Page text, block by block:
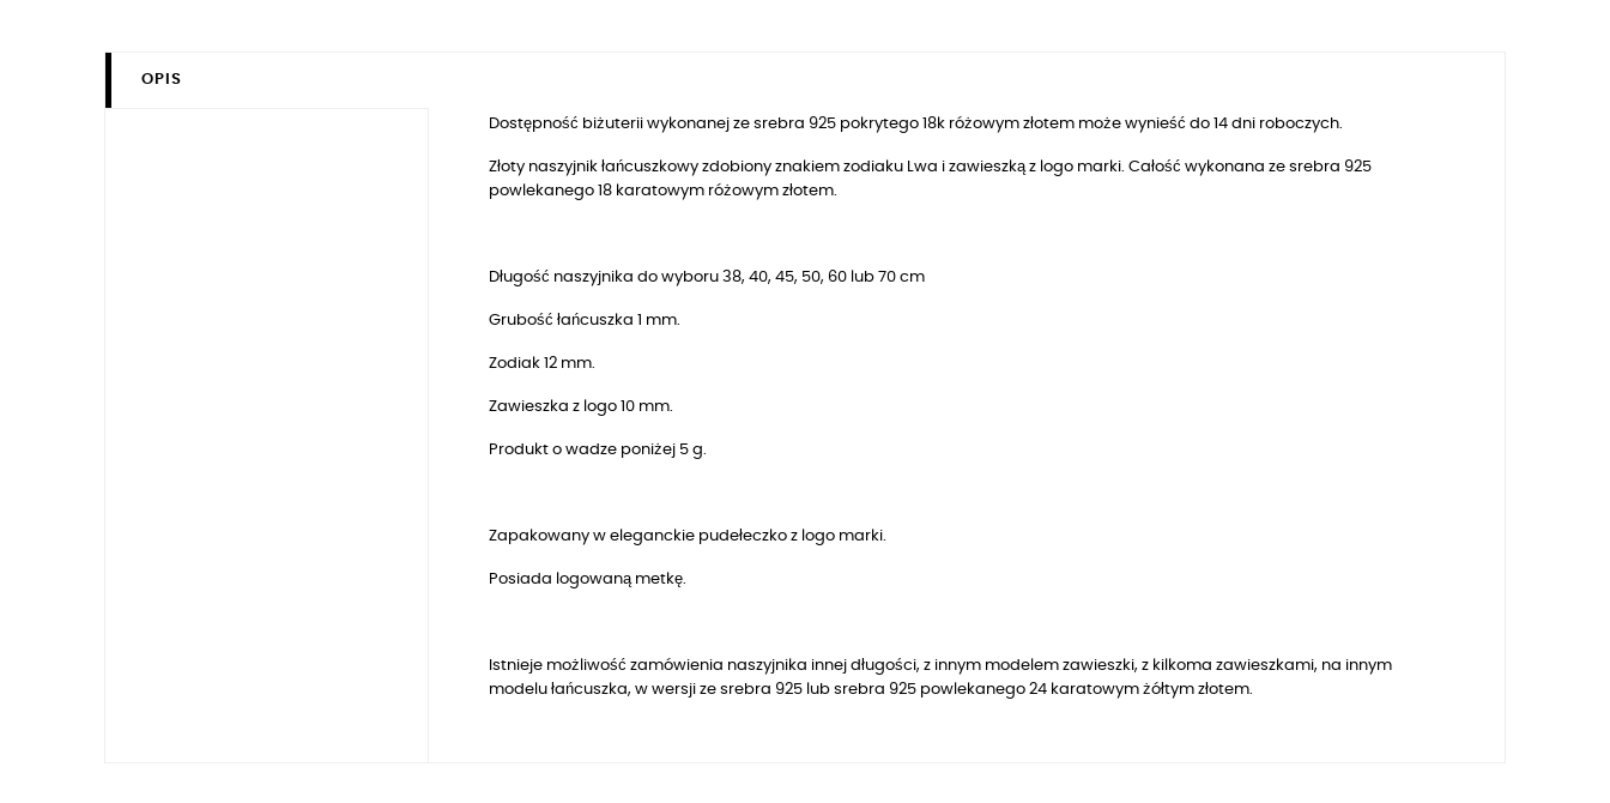
OPIS
Dostępność biżuterii wykonanej ze srebra 925 pokrytego 18k różowym złotem może wynieść do 14 dni roboczych.
Złoty naszyjnik łańcuszkowy zdobiony znakiem zodiaku Lwa i zawieszką z logo marki. Całość wykonana ze srebra 925
powlekanego 18 karatowym różowym złotem.
Długość naszyjnika do wyboru 38, 40, 45, 50, 60 lub 70 cm
Grubość łańcuszka 1 mm.
Zodiak 12 mm.
Zawieszka z logo 10 mm.
Produkt o wadze poniżej 5 g.
Zapakowany w eleganckie pudełeczko z logo marki.
Posiada logowaną metkę.
Istnieje możliwość zamówienia naszyjnika innej długości, z innym modelem zawieszki, z kilkoma zawieszkami, na innym
modelu łańcuszka, w wersji ze srebra 925 lub srebra 925 powlekanego 24 karatowym żółtym złotem.